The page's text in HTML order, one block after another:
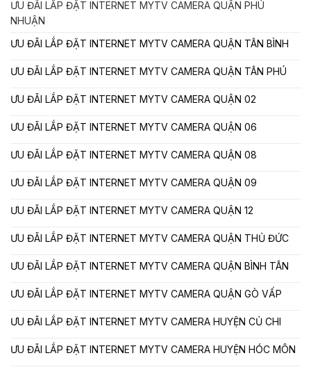
ƯU ĐÃI LẮP ĐẶT INTERNET MYTV CAMERA QUẬN PHÚ
NHUẬN
ƯU ĐÃI LẮP ĐẶT INTERNET MYTV CAMERA QUẬN TÂN BÌNH
ƯU ĐÃI LẮP ĐẶT INTERNET MYTV CAMERA QUẬN TÂN PHÚ
ƯU ĐÃI LẮP ĐẶT INTERNET MYTV CAMERA QUẬN 02
ƯU ĐÃI LẮP ĐẶT INTERNET MYTV CAMERA QUẬN 06
ƯU ĐÃI LẮP ĐẶT INTERNET MYTV CAMERA QUẬN 08
ƯU ĐÃI LẮP ĐẶT INTERNET MYTV CAMERA QUẬN 09
ƯU ĐÃI LẮP ĐẶT INTERNET MYTV CAMERA QUẬN 12
ƯU ĐÃI LẮP ĐẶT INTERNET MYTV CAMERA QUẬN THỦ ĐỨC
ƯU ĐÃI LẮP ĐẶT INTERNET MYTV CAMERA QUẬN BÌNH TÂN
ƯU ĐÃI LẮP ĐẶT INTERNET MYTV CAMERA QUẬN GÒ VẤP
ƯU ĐÃI LẮP ĐẶT INTERNET MYTV CAMERA HUYỆN CỦ CHI
ƯU ĐÃI LẮP ĐẶT INTERNET MYTV CAMERA HUYỆN HÓC MÔN